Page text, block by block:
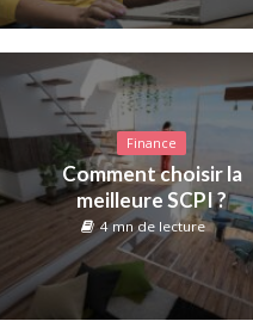
Finance
Comment choisir la
meilleure SCPI ?
4 mn de lecture